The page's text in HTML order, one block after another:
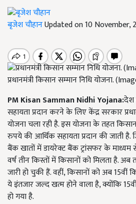
बृजेश चौहानUpdated on 10 November,
प्रधानमंत्री किसान सम्मान निधि योजना.
PM Kisan Samman Nidhi Yojana:देश
सहायता प्रदान करने के लिए केंद्र सरकार
योजना चला रही है. इस योजना के तहत किसान
रुपये की आर्थिक सहायता प्रदान की जाती
बैंक खातों में डायरेक्ट बैंक ट्रांसफर के माध्यम
वर्ष तीन किस्तों में किसानों को मिलता है.
जारी हो चुकी हैं. वहीं, किसानों को अब
ये इंतजार जल्द खत्म होने वाला है, क्योंकि
हो गया है.